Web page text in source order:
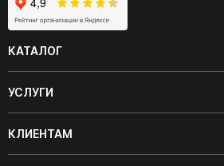
КАТАЛОГ
УСЛУГИ
КЛИЕНТАМ